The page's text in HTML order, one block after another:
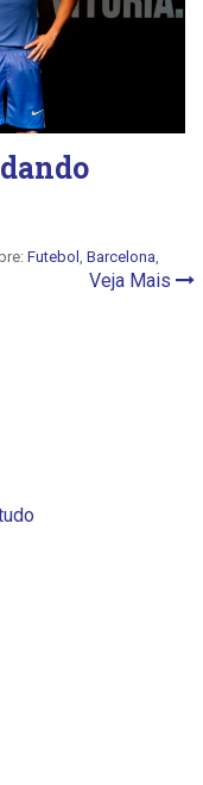
Futebol Barcelona
Veja Mais